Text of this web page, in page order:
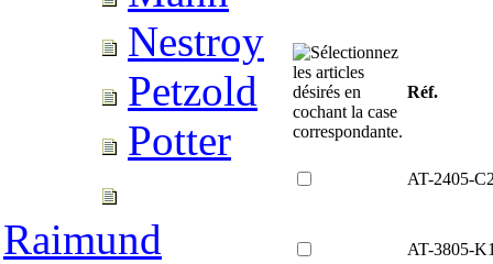
Nestroy
Petzold
Potter
Raimund
Réf.
AT-2405-
AT-3805-